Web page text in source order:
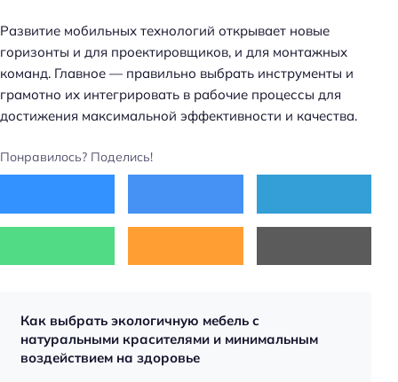
Развитие мобильных технологий открывает новые
горизонты и для проектировщиков, и для монтажных
команд. Главное — правильно выбрать инструменты и
грамотно их интегрировать в рабочие процессы для
достижения максимальной эффективности и качества.
Понравилось? Поделись!
Как выбрать экологичную мебель с
натуральными красителями и минимальным
воздействием на здоровье